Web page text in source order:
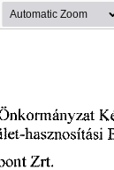
hasznosítási
Zrt.